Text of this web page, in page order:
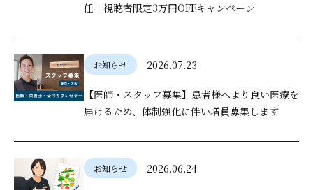
任｜視聴者限定3万円OFFキャンペーン
お知らせ 2026.07.23
【医師・スタッフ募集】患者様へより良い医療を
届けるため、体制強化に伴い増員募集します
お知らせ 2026.06.24